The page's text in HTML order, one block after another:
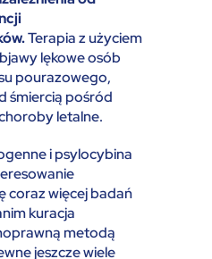
Terapia z użyciem
lękowe osób
pourazowego,
śmiercią pośród
letalne.
i psylocybina
coraz więcej badań
kuracja
metodą
jeszcze wiele